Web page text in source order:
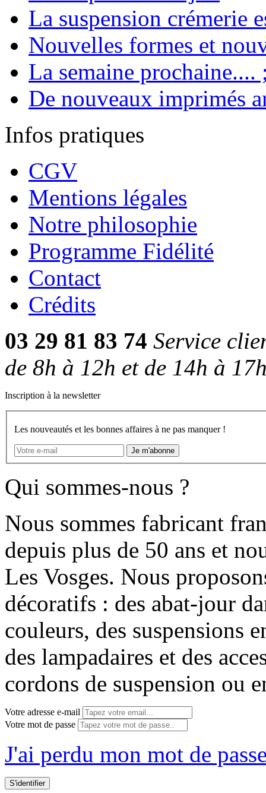
La suspension crémerie
Nouvelles formes et
La semaine prochaine....
De nouveaux imprimés
Infos pratiques
CGV
Mentions légales
Notre philosophie
Programme Fidélité
Contact
Crédits
03 29 81 83 74 Service
de 8h à 12h et de 14h à
Inscription à la newsletter
Les nouveautés et les bonnes affaires à ne pas manquer !
Je m'abonne
Qui sommes-nous ?
Nous sommes fabricant
depuis plus de 50 ans et
Les Vosges. Nous
décoratifs : des abat-jour
couleurs, des suspensions
des lampadaires et des
cordons de suspension ou
Votre adresse e-mail
Votre mot de passe
J'ai perdu mon mot de
S'identifier